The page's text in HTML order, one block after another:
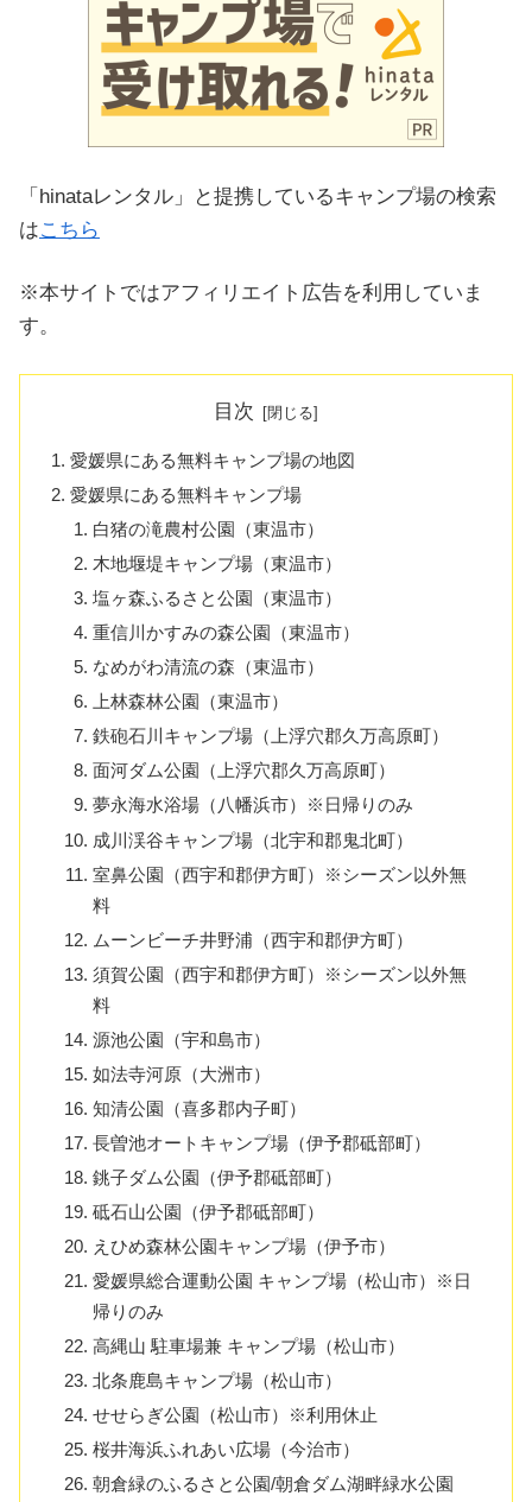
「hinataレンタル」と提携しているキャンプ場の検索
はこちら
※本サイトではアフィリエイト広告を利用していま
す。
目次
愛媛県にある無料キャンプ場の地図
愛媛県にある無料キャンプ場
白猪の滝農村公園（東温市）
木地堰堤キャンプ場（東温市）
塩ヶ森ふるさと公園（東温市）
重信川かすみの森公園（東温市）
なめがわ清流の森（東温市）
上林森林公園（東温市）
鉄砲石川キャンプ場（上浮穴郡久万高原町）
面河ダム公園（上浮穴郡久万高原町）
夢永海水浴場（八幡浜市）※日帰りのみ
成川渓谷キャンプ場（北宇和郡鬼北町）
室鼻公園（西宇和郡伊方町）※シーズン以外無
料
ムーンビーチ井野浦（西宇和郡伊方町）
須賀公園（西宇和郡伊方町）※シーズン以外無
料
源池公園（宇和島市）
如法寺河原（大洲市）
知清公園（喜多郡内子町）
長曽池オートキャンプ場（伊予郡砥部町）
銚子ダム公園（伊予郡砥部町）
砥石山公園（伊予郡砥部町）
えひめ森林公園キャンプ場（伊予市）
愛媛県総合運動公園 キャンプ場（松山市）※日
帰りのみ
高縄山 駐車場兼 キャンプ場（松山市）
北条鹿島キャンプ場（松山市）
せせらぎ公園（松山市）※利用休止
桜井海浜ふれあい広場（今治市）
朝倉緑のふるさと公園/朝倉ダム湖畔緑水公園